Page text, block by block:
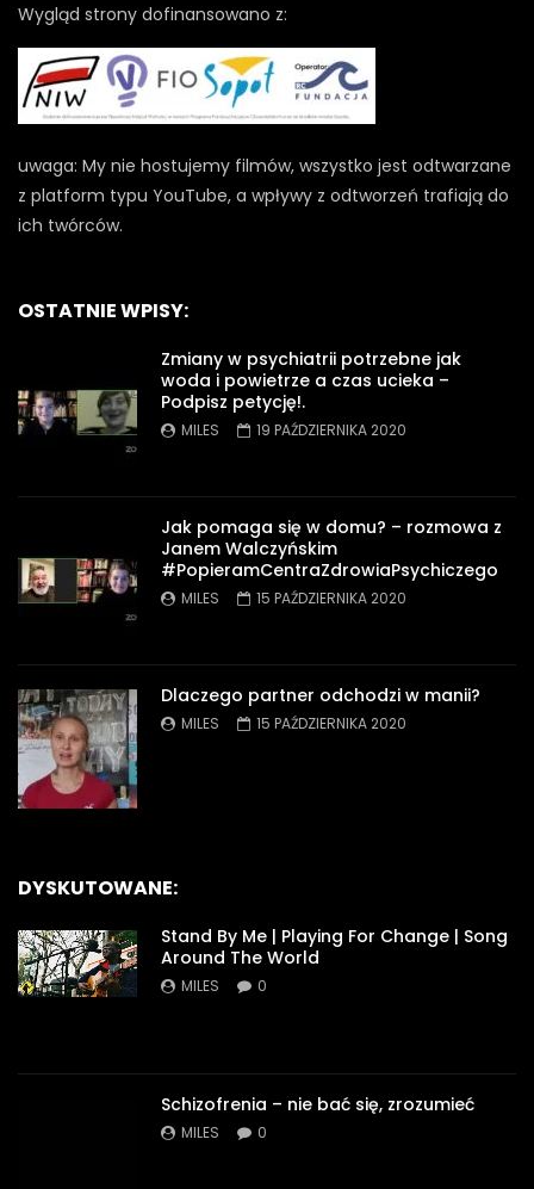
Wygląd strony dofinansowano z:
uwaga: My nie hostujemy filmów, wszystko jest odtwarzane
z platform typu YouTube, a wpływy z odtworzeń trafiają do
ich twórców.
OSTATNIE WPISY:
Zmiany w psychiatrii potrzebne jak
woda i powietrze a czas ucieka –
Podpisz petycję!.
MILES 19 PAŹDZIERNIKA 2020
Jak pomaga się w domu? – rozmowa z
Janem Walczyńskim
#PopieramCentraZdrowiaPsychiczego
MILES 15 PAŹDZIERNIKA 2020
Dlaczego partner odchodzi w manii?
MILES 15 PAŹDZIERNIKA 2020
DYSKUTOWANE:
Stand By Me | Playing For Change | Song
Around The World
MILES 0
Schizofrenia – nie bać się, zrozumieć
MILES 0